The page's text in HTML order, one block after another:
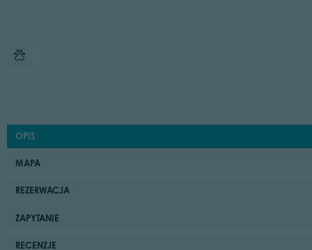
OPIS
MAPA
REZERWACJA
ZAPYTANIE
RECENZJE